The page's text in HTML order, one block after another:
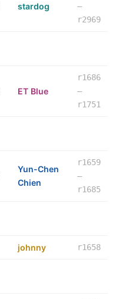
stardog
–
r2969
ET Blue
r1686
–
r1751
Yun-Chen
Chien
r1659
–
r1685
johnny
r1658